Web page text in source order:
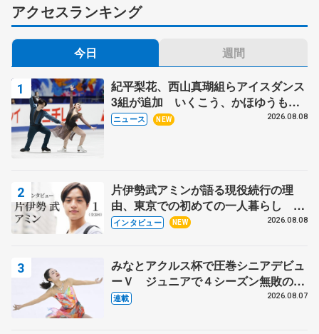
アクセスランキング
今日 週間
紀平梨花、西山真瑚組らアイスダンス
3組が追加 いくこう、かほゆうも、
木下グループ杯
ニュース NEW 2026.08.08
片伊勢武アミンが語る現役続行の理
由、東京での初めての一人暮らし 注
目スケーターの「今」に迫る
インタビュー NEW 2026.08.08
みなとアクルス杯で圧巻シニアデビュ
ーＶ ジュニアで４シーズン無敗の島
田麻央
連載 2026.08.07